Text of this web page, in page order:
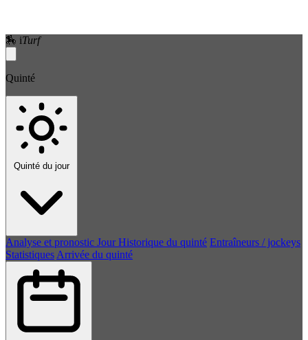
🏇 iTurf
Quinté
Quinté du jour
Analyse et pronostic Jour Historique du quinté Entraîneurs / jockeys
Statistiques Arrivée du quinté